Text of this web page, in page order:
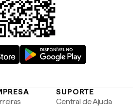
SUPORTE
Central de Ajuda